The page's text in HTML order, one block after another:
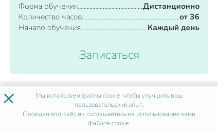
Форма обучения
Дистанционно
Количество часов
от 36
Начало обучения
Каждый день
Записаться
ВСЕ ПРОГРАММЫ
× Мы используемфайлы cookie, чтобы улучшить ваш
пользовательский опыт.
Посещая этот сайт, вы соглашаетесь на использование нами
файлов cookie.